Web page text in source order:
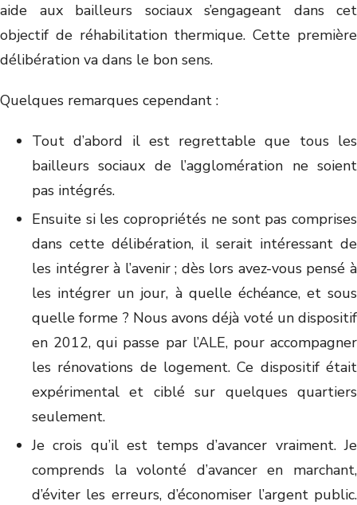
aide aux bailleurs sociaux s’engageant dans cet
objectif de réhabilitation thermique. Cette première
délibération va dans le bon sens.
Quelques remarques cependant :
Tout d’abord il est regrettable que tous les
bailleurs sociaux de l’agglomération ne soient
pas intégrés.
Ensuite si les copropriétés ne sont pas comprises
dans cette délibération, il serait intéressant de
les intégrer à l’avenir ; dès lors avez-vous pensé à
les intégrer un jour, à quelle échéance, et sous
quelle forme ? Nous avons déjà voté un dispositif
en 2012, qui passe par l’ALE, pour accompagner
les rénovations de logement. Ce dispositif était
expérimental et ciblé sur quelques quartiers
seulement.
Je crois qu’il est temps d’avancer vraiment. Je
comprends la volonté d’avancer en marchant,
d’éviter les erreurs, d’économiser l’argent public.